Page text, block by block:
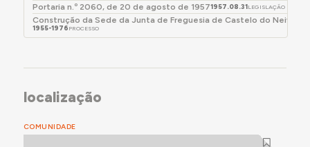
Portaria n.º 2060, de 20 de agosto de 19571957.08.31LEGISLAÇÃO
Construção da Sede da Junta de Freguesia de Castelo do Neiva
1955-1976 PROCESSO
localização
COMUNIDADE